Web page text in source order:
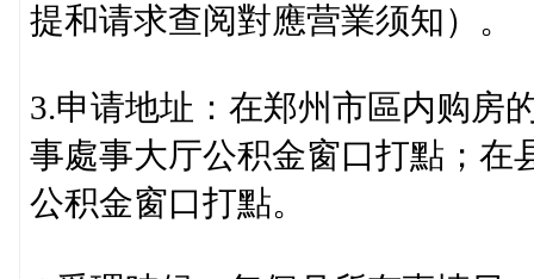
提和请求查阅對應营業须知）。
3.申请地址：在郑州市區内购房
事處事大厅公积金窗口打點；在
公积金窗口打點。